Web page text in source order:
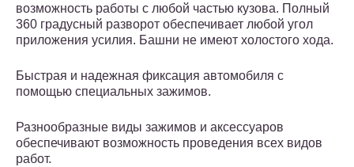
возможность работы с любой частью кузова. Полный
360 градусный разворот обеспечивает любой угол
приложения усилия. Башни не имеют холостого хода.
Быстрая и надежная фиксация автомобиля с
помощью специальных зажимов.
Разнообразные виды зажимов и аксессуаров
обеспечивают возможность проведения всех видов
работ.